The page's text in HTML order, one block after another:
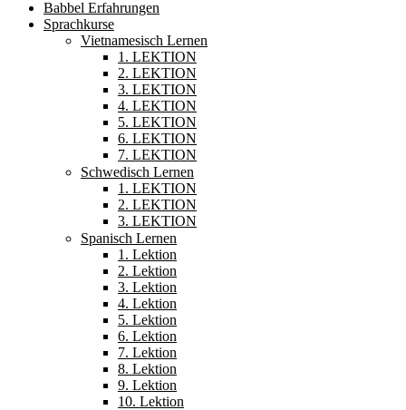
Babbel Erfahrungen
Sprachkurse
Vietnamesisch Lernen
1. LEKTION
2. LEKTION
3. LEKTION
4. LEKTION
5. LEKTION
6. LEKTION
7. LEKTION
Schwedisch Lernen
1. LEKTION
2. LEKTION
3. LEKTION
Spanisch Lernen
1. Lektion
2. Lektion
3. Lektion
4. Lektion
5. Lektion
6. Lektion
7. Lektion
8. Lektion
9. Lektion
10. Lektion